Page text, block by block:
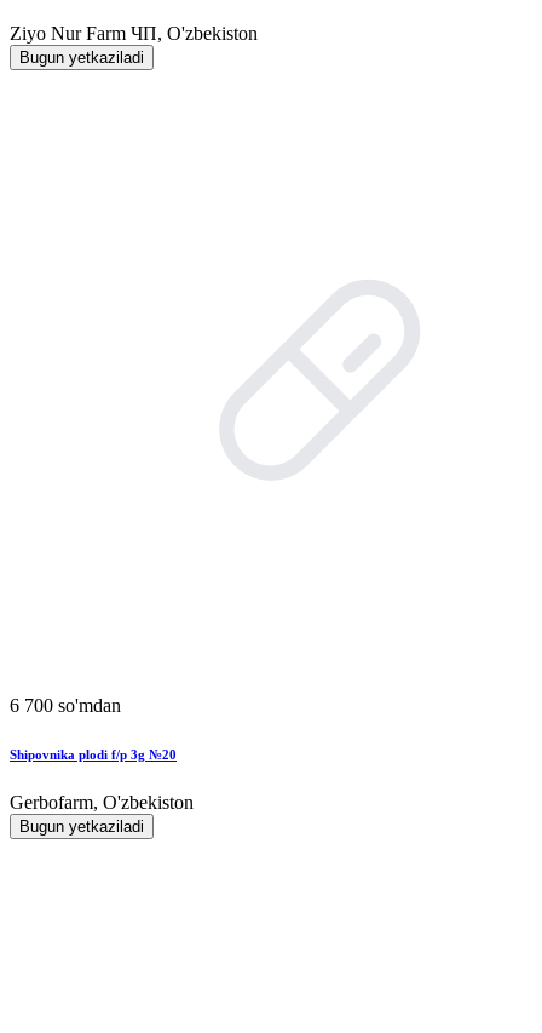
Ziyo Nur Farm ЧП, O'zbekiston
Bugun yetkaziladi
6 700 so'mdan
Shipovnika plodi f/p 3g №20
Gerbofarm, O'zbekiston
Bugun yetkaziladi